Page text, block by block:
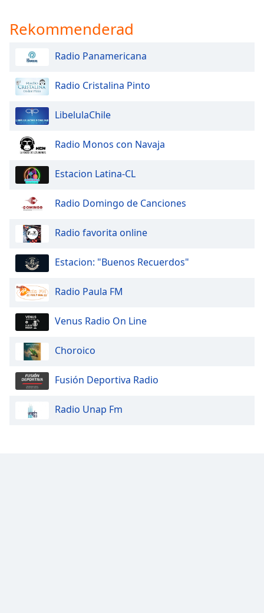
Rekommenderad
Radio Panamericana
Radio Cristalina Pinto
LibelulaChile
Radio Monos con Navaja
Estacion Latina-CL
Radio Domingo de Canciones
Radio favorita online
Estacion: "Buenos Recuerdos"
Radio Paula FM
Venus Radio On Line
Choroico
Fusión Deportiva Radio
Radio Unap Fm